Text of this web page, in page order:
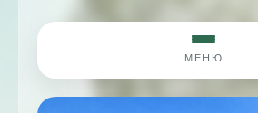
МЕНЮ